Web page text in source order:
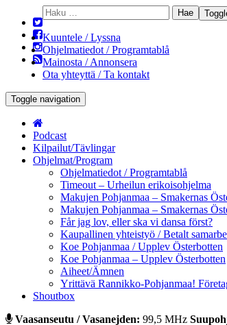
Haku:
Kuuntele / Lyssna
Ohjelmatiedot / Programtablå
Mainosta / Annonsera
Ota yhteyttä / Ta kontakt
Toggle navigation
Podcast
Kilpailut/Tävlingar
Ohjelmat/Program
Ohjelmatiedot / Programtablå
Timeout – Urheilun erikoisohjelma
Makujen Pohjanmaa – Smakernas
Makujen Pohjanmaa – Smakernas
Får jag lov, eller ska vi dansa först?
Kaupallinen yhteistyö / Betalt
Koe Pohjanmaa / Upplev Österbotten
Koe Pohjanmaa – Upplev Österbotten
Aiheet/Ämnen
Yrittävä Rannikko-Pohjanmaa!
Shoutbox
Vaasanseutu / Vasanejden: 99,5 MHz